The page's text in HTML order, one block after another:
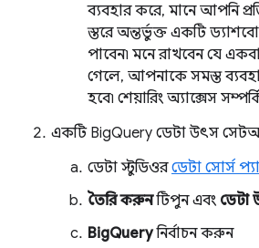
ব্যবহার করে, মানে আপনি
স্তরে অন্তর্ভুক্ত একটি
পাবেন৷ মনে রাখবেন যে
গেলে, আপনাকে সমস্ত
হবে৷ শেয়ারিং অ্যাক্সেস
একটি BigQuery ডেটা উৎস
ডেটা স্টুডিওরডেটা সোর্স
তৈরি করুনটিপুন এবং ডেটা
BigQueryনির্বাচন করুন